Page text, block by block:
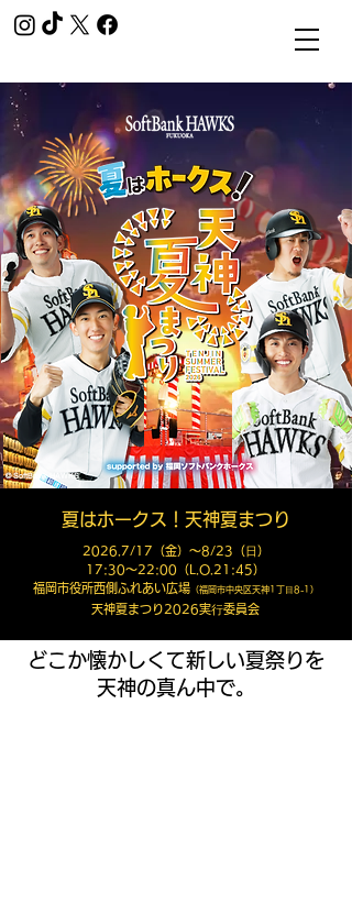
© SoftBank HAWKS
夏はホークス！天神夏まつり
2026.7/17（金）〜8/23（⽇）
17:30〜22:00（L.O.21:45）
福岡市役所西側ふれあい広場（福岡市中央区天神1丁⽬8-1）
天神夏まつり2026実⾏委員会
どこか懐かしくて新しい夏祭りを
天神の真ん中で。